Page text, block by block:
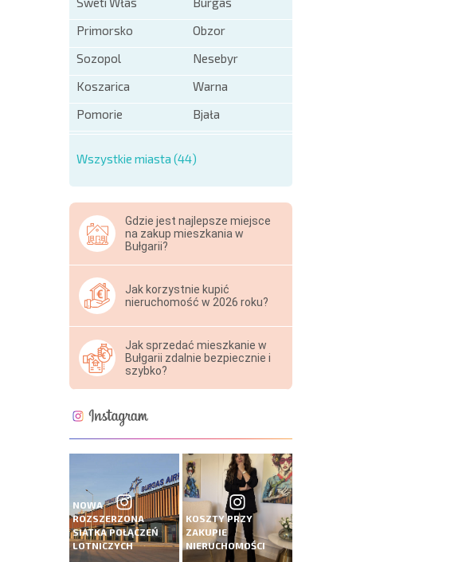
Primorsko
Obzor
Sozopol
Nesebyr
Koszarica
Warna
Pomorie
Bjała
Wszystkie miasta (44)
Gdzie jest najlepsze miejsce
na zakup mieszkania w
Bułgarii?
Jak korzystnie kupić
nieruchomość w 2026 roku?
Jak sprzedać mieszkanie w
Bułgarii zdalnie bezpiecznie i
szybko?
NOWA
ROZSZERZONA
SIATKA POŁĄCZEŃ
LOTNICZYCH
KOSZTY PRZY
ZAKUPIE
NIERUCHOMOŚCI